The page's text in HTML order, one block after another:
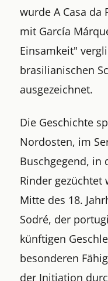
wurde A Casa da
mit García
Einsamkeit"
brasilianischen
ausgezeichnet.
Die Geschichte
Nordosten, im
Buschgegend, in
Rinder
Mitte des 18.
Sodré, der
künftigen
besonderen
der Initiation